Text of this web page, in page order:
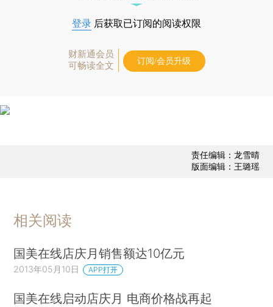
登录 后获取已订阅的阅读权限
财新通会员
可畅读全文
订阅/会员升级
责任编辑：龙雪晴
版面编辑：王璐瑶
相关阅读
国美在线店庆月销售额达10亿元
2013年05月10日 APP打开
国美在线启动店庆月 电商价格战再起